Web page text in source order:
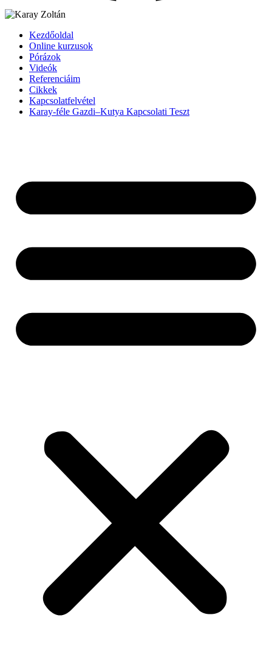
Kezdőoldal
Online kurzusok
Pórázok
Videók
Referenciáim
Cikkek
Kapcsolatfelvétel
Karay-féle Gazdi–Kutya Kapcsolati Teszt